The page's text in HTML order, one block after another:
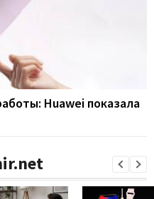
Huawei показала